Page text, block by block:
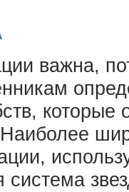
важна,
которые